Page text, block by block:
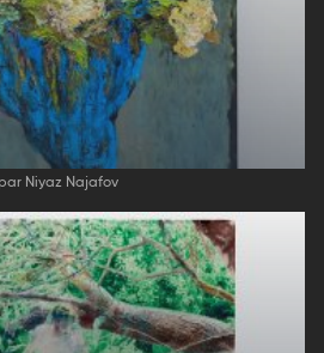
Niyaz Najafov